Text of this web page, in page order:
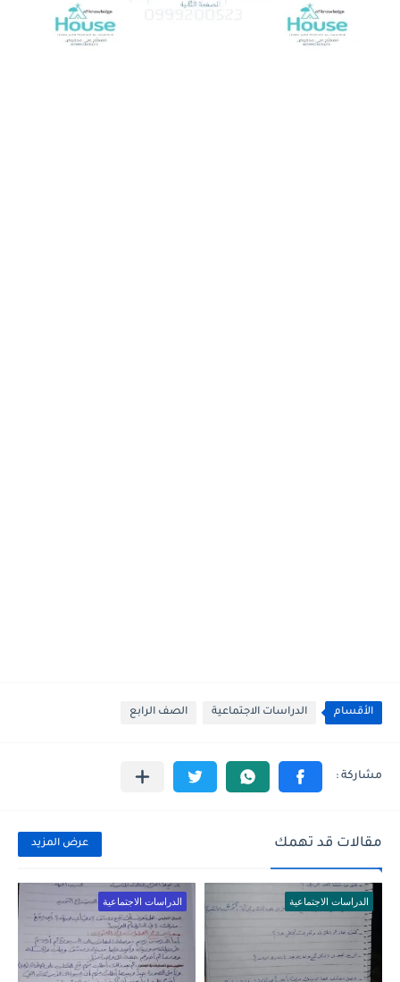
الأقسام الدراسات الاجتماعية الصف الرابع
مقالات قد تهمك عرض المزيد
الدراسات الاجتماعية الدراسات الاجتماعية